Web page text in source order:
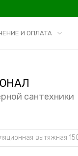
И ОПЛАТА
сантехники
вытяжная